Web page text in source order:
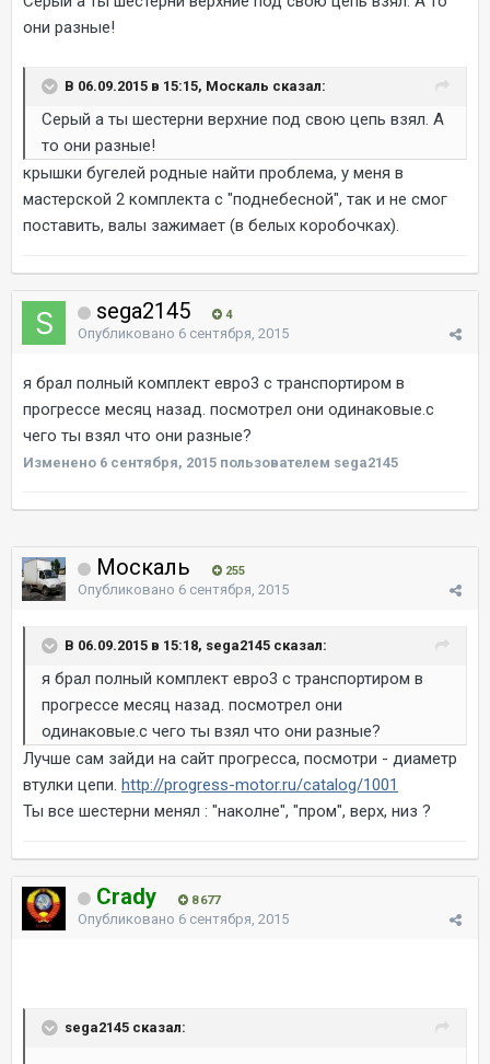
они разные!
В 06.09.2015 в 15:15, Москаль сказал:
Серый а ты шестерни верхние под свою цепь взял. А
то они разные!
крышки бугелей родные найти проблема, у меня в
мастерской 2 комплекта с "поднебесной", так и не смог
поставить, валы зажимает (в белых коробочках).
sega2145 4
Опубликовано 6 сентября, 2015
я брал полный комплект евро3 с транспортиром в
прогрессе месяц назад. посмотрел они одинаковые.с
чего ты взял что они разные?
Изменено 6 сентября, 2015 пользователем sega2145
Москаль 255
Опубликовано 6 сентября, 2015
В 06.09.2015 в 15:18, sega2145 сказал:
я брал полный комплект евро3 с транспортиром в
прогрессе месяц назад. посмотрел они
одинаковые.с чего ты взял что они разные?
Лучше сам зайди на сайт прогресса, посмотри - диаметр
втулки цепи. http://progress-motor.ru/catalog/1001
Ты все шестерни менял : "наколне", "пром", верх, низ ?
Crady 8 677
Опубликовано 6 сентября, 2015
sega2145 сказал: